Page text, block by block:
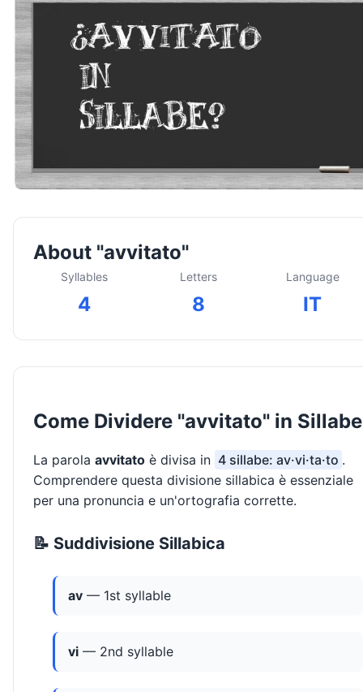
About "avvitato"
Syllables
4
Letters
8
Language
IT
Come Dividere "avvitato" in Sillabe
La parola avvitato è divisa in 4 sillabe: av·vi·ta·to .
Comprendere questa divisione sillabica è essenziale
per una pronuncia e un'ortografia corrette.
📝 Suddivisione Sillabica
av — 1st syllable
vi — 2nd syllable